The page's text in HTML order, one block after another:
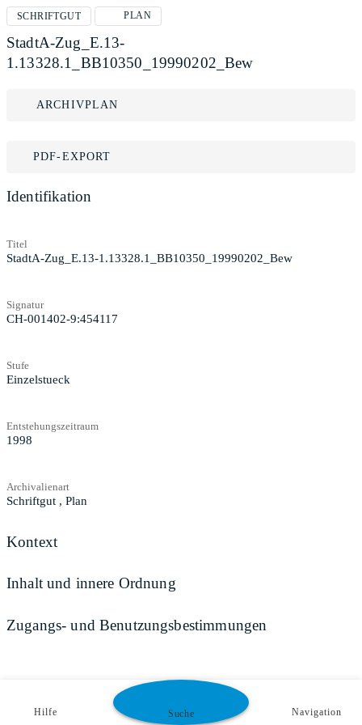
SCHRIFTGUT PLAN
StadtA-Zug_E.13-
1.13328.1_BB10350_19990202_Bew
ARCHIVPLAN
PDF-EXPORT
Identifikation
Titel
StadtA-Zug_E.13-1.13328.1_BB10350_19990202_Bew
Signatur
CH-001402-9:454117
Stufe
Einzelstueck
Entstehungszeitraum
1998
Archivalienart
Schriftgut , Plan
Kontext
Inhalt und innere Ordnung
Zugangs- und Benutzungsbestimmungen
Hilfe Suche Navigation